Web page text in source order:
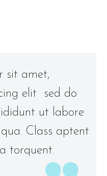
sit amet,
elit sed do
ut labore
Class aptent
torquent.